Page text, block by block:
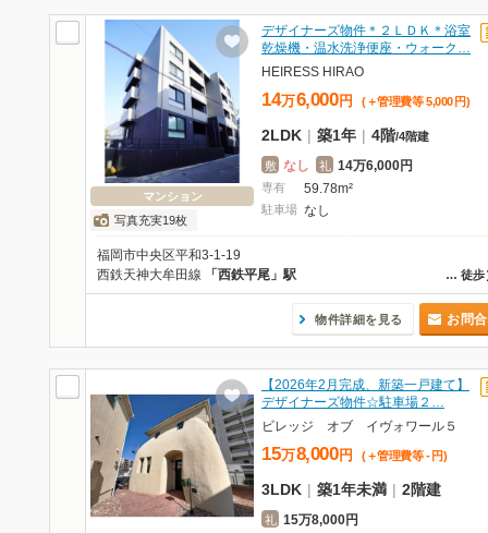
マンション
写真充実19枚
デザイナーズ物件＊２ＬＤＫ＊浴室
乾燥機・温水洗浄便座・ウォーク…
HEIRESS HIRAO
14万6,000 円 (＋管理費等 5,000 円)
2LDK | 築1年 | 4階/4階建
敷 なし 礼 14万6,000円
専有 59.78m²
駐車場 なし
福岡市中央区平和3-1-19
… 徒歩
西鉄天神大牟田線 「西鉄平尾」駅
物件詳細を見る お問
【2026年2月完成、新築一戸建て】
デザイナーズ物件☆駐車場２…
ビレッジ オブ イヴォワール５
15万8,000 円 (＋管理費等 - 円)
3LDK | 築1年未満 | 2階建
礼 15万8,000円